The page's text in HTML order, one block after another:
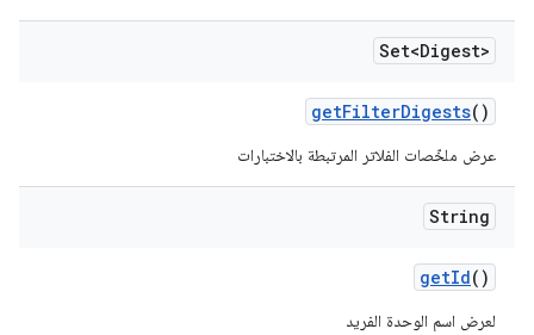
Set<Digest>
getFilterDigests()
عرض ملخّصات الفلاتر المرتبطة بالاختبارات
String
getId()
لعرض اسم الوحدة الفريد